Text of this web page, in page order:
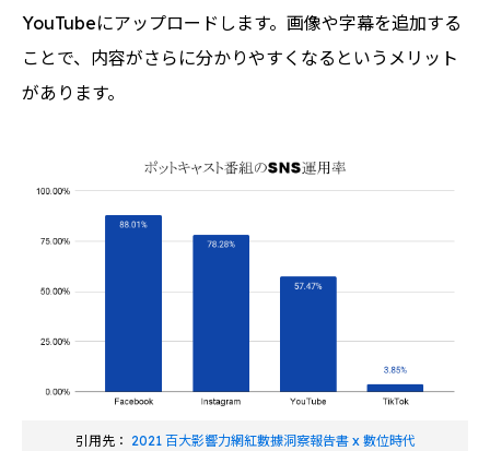
YouTubeにアップロードします。画像や字幕を追加する
ことで、内容がさらに分かりやすくなるというメリット
があります。
引用先： 2021 百大影響力網紅數據洞察報告書 x 數位時代